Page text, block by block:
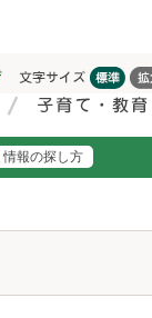
情報の探し方